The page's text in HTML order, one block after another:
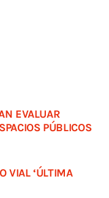
EVALUAR
PÚBLICOS
VIAL ‘ÚLTIMA